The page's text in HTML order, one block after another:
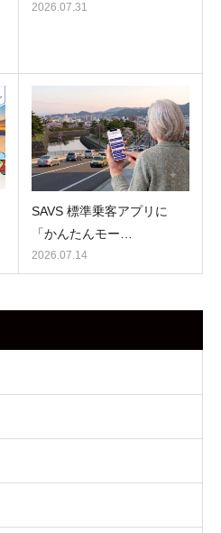
2026.07.31
SAVS 標準乗客アプリに
「かんたんモー…
2026.07.14